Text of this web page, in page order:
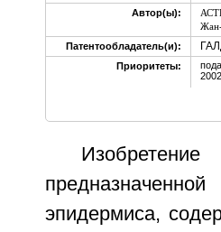
Автор(ы):
Патентообладатель(и):
Приоритеты:
эпидермиса,